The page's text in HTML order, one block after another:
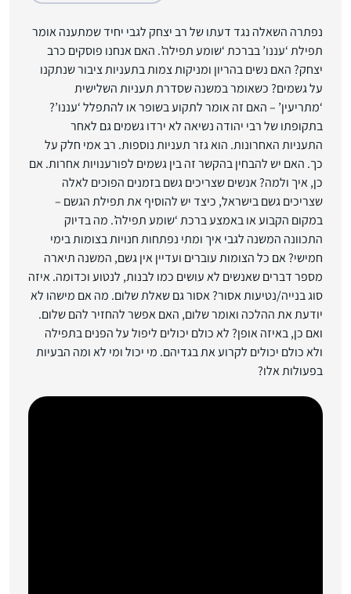
נפתרה השאלה נגד דעתו של רב יצחק לגבי יחיד שמתענה אומר
תפילת ‘עננו’ בברכת ‘שומע תפילה’. האם אנחנו פוסקים כרב
יצחק? האם נשים בהריון ומניקות צמות בתעניות ציבור שנתקנו
על גשמים? כשאומר במשנה שסדרת תעניות השלישית
‘מתריעין’ – האם זה אומר לתקוע בשופר או להתפלל ‘עננו’?
בתקופתו של רבי יהודה נשיאה לא ירדו גשמים גם לאחר
התעניות האחרונות. הוא גזר תעניות נוספות. רב אמי חלק על
כך. האם יש להבחין בהקשר זה בין גשמים לפורענויות אחרות. אם
כן, איך ולמה? אנשים שצריכים גשם בזמנים הפוכים לאלה
שצריכים גשם בישראל, כיצד יש להוסיף את תפילת הגשם –
במקום הקבוע או באמצע ברכת ‘שומע תפילה’. מה בדיוק
התכוונה המשנה לגבי איך ומתי נפתחות חנויות בצומות בימי
חמישי? אם כל הצומות עוברים ועדיין אין גשם, המשנה תיארה
מספר דברים שאנשים לא עושים כמו לבנות, לנטוע וכדומה. איזה
סוג בנייה/נטיעות אסור? אסור גם שאלת שלום. מה אם מישהו לא
יודעת את ההלכה ואומר שלום, האם אפשר להחזיר להם שלום.
ואם כן, באיזה אופן? לא כולם יכולים ליפול על הפנים בתפילה
ולא כולם יכולים לקרוע את בגדיהם. מי יכול ומי לא ומה הבעיות
בפעולות אלו?